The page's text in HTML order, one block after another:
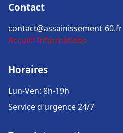
Contact
contact@assainissement-60.fr
Accueil Informations
Horaires
Lun-Ven: 8h-19h
Service d'urgence 24/7